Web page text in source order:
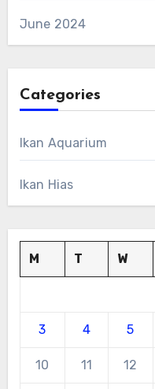
June 2024
Categories
Ikan Aquarium
Ikan Hias
M T W
3 4 5
10 11 12